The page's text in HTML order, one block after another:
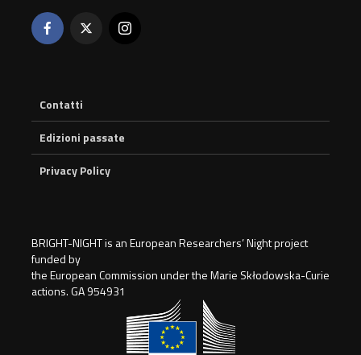
Contatti
Edizioni passate
Privacy Policy
BRIGHT-NIGHT is an European Researchers’ Night project
funded by
the European Commission under the Marie Skłodowska-Curie
actions. GA 954931